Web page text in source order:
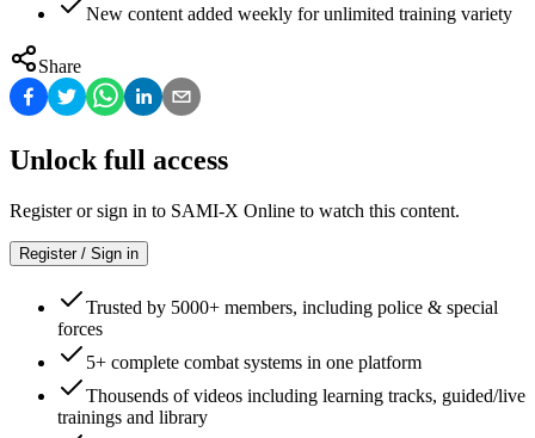
New content added weekly for unlimited training variety
Share
Unlock full access
Register or sign in to SAMI-X Online to watch this content.
Register / Sign in
Trusted by 5000+ members, including police & special
forces
5+ complete combat systems in one platform
Thousends of videos including learning tracks, guided/live
trainings and library